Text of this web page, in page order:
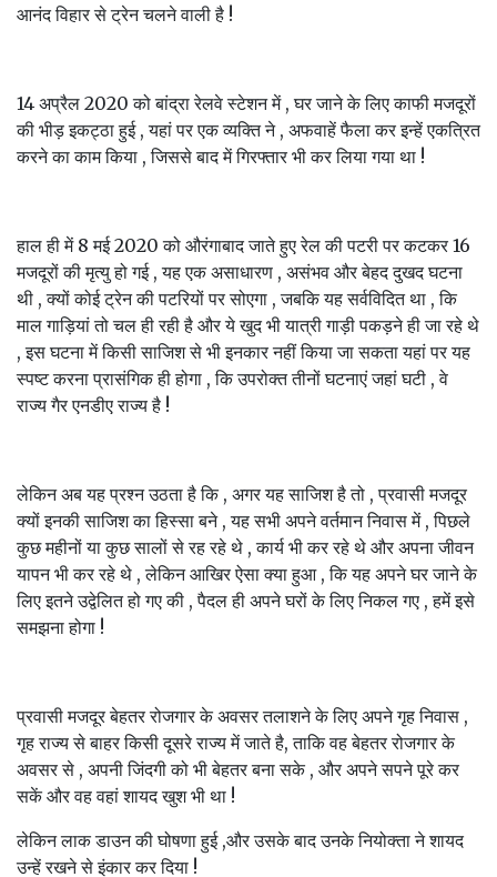
आनंद विहार से ट्रेन चलने वाली है !
14 अप्रैल 2020 को बांद्रा रेलवे स्टेशन में , घर जाने के लिए काफी मजदूरों
की भीड़ इकट्ठा हुई , यहां पर एक व्यक्ति ने , अफवाहें फैला कर इन्हें एकत्रित
करने का काम किया , जिससे बाद में गिरफ्तार भी कर लिया गया था !
हाल ही में 8 मई 2020 को औरंगाबाद जाते हुए रेल की पटरी पर कटकर 16
मजदूरों की मृत्यु हो गई , यह एक असाधारण , असंभव और बेहद दुखद घटना
थी , क्यों कोई ट्रेन की पटरियों पर सोएगा , जबकि यह सर्वविदित था , कि
माल गाड़ियां तो चल ही रही है और ये खुद भी यात्री गाड़ी पकड़ने ही जा रहे थे
, इस घटना में किसी साजिश से भी इनकार नहीं किया जा सकता यहां पर यह
स्पष्ट करना प्रासंगिक ही होगा , कि उपरोक्त तीनों घटनाएं जहां घटी , वे
राज्य गैर एनडीए राज्य है !
लेकिन अब यह प्रश्न उठता है कि , अगर यह साजिश है तो , प्रवासी मजदूर
क्यों इनकी साजिश का हिस्सा बने , यह सभी अपने वर्तमान निवास में , पिछले
कुछ महीनों या कुछ सालों से रह रहे थे , कार्य भी कर रहे थे और अपना जीवन
यापन भी कर रहे थे , लेकिन आखिर ऐसा क्या हुआ , कि यह अपने घर जाने के
लिए इतने उद्वेलित हो गए की , पैदल ही अपने घरों के लिए निकल गए , हमें इसे
समझना होगा !
प्रवासी मजदूर बेहतर रोजगार के अवसर तलाशने के लिए अपने गृह निवास ,
गृह राज्य से बाहर किसी दूसरे राज्य में जाते है, ताकि वह बेहतर रोजगार के
अवसर से , अपनी जिंदगी को भी बेहतर बना सके , और अपने सपने पूरे कर
सकें और वह वहां शायद खुश भी था !
लेकिन लाक डाउन की घोषणा हुई ,और उसके बाद उनके नियोक्ता ने शायद
उन्हें रखने से इंकार कर दिया !